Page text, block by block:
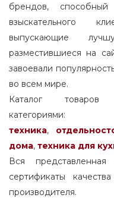
брендов,
взыскательного
выпускающие
разместившиеся на
завоевали
во всем мире.
Каталог товаров
техника,
дома, техника для
Вся
сертификаты
производителя.